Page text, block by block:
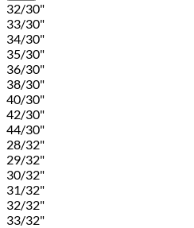
32/30"
33/30"
34/30"
35/30"
36/30"
38/30"
40/30"
42/30"
44/30"
28/32"
29/32"
30/32"
31/32"
32/32"
33/32"